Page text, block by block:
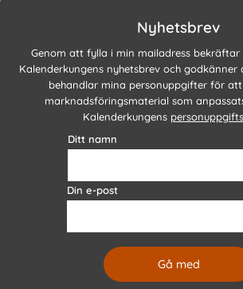
Nyhetsbrev
Genom att fylla i min mailadress
Kalenderkungens nyhetsbrev och godkänner
behandlar mina personuppgifter för
marknadsföringsmaterial som
Kalenderkungens
Ditt namn
Din e-post